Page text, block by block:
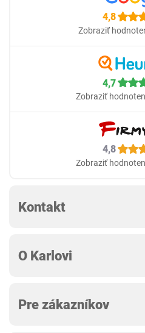
4,8
Zobraziť
4,7
Zobraziť
4,8
Zobraziť
Kontakt
O Karlovi
Pre zákazníkov